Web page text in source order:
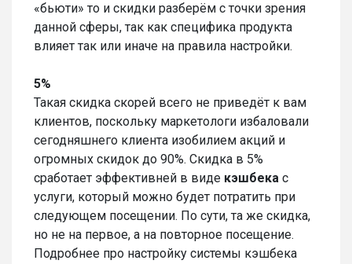
«бьюти» то и скидки разберём с точки зрения
данной сферы, так как специфика продукта
влияет так или иначе на правила настройки.
5%
Такая скидка скорей всего не приведёт к вам
клиентов, поскольку маркетологи избаловали
сегодняшнего клиента изобилием акций и
огромных скидок до 90%. Скидка в 5%
сработает эффективней в виде кэшбека с
услуги, который можно будет потратить при
следующем посещении. По сути, та же скидка,
но не на первое, а на повторное посещение.
Подробнее про настройку системы кэшбека